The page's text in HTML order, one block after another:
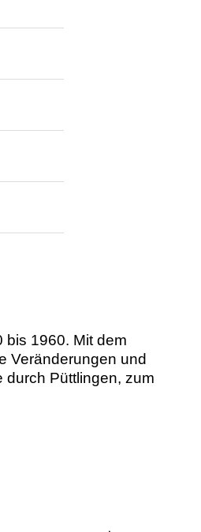
bis 1960. Mit dem
Veränderungen und
durch Püttlingen, zum